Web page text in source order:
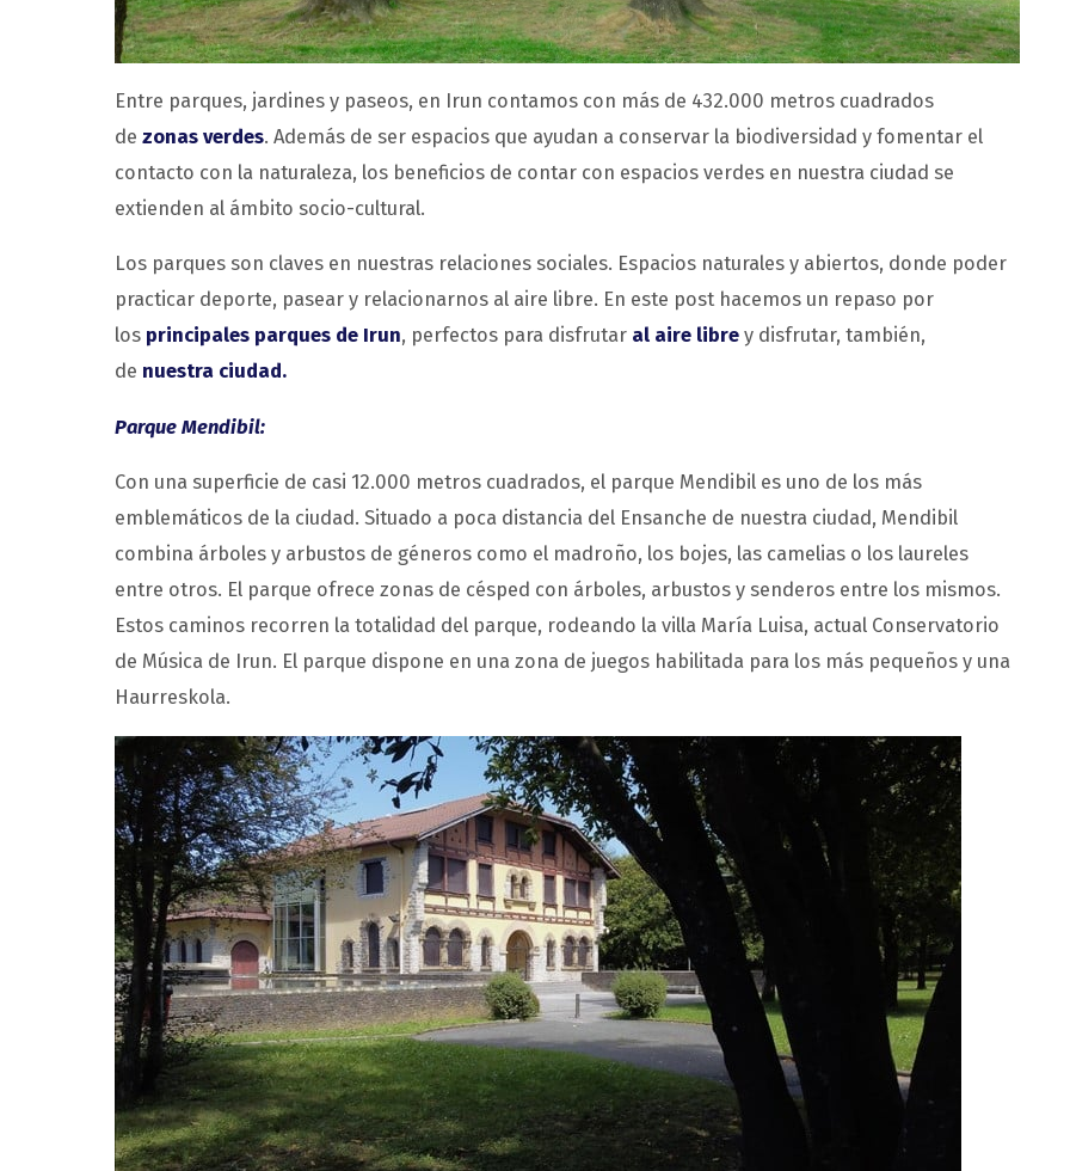
Entre parques, jardines y paseos, en Irun contamos con más de 432.000 metros cuadrados
de zonas verdes. Además de ser espacios que ayudan a conservar la biodiversidad y fomentar el
contacto con la naturaleza, los beneficios de contar con espacios verdes en nuestra ciudad se
extienden al ámbito socio-cultural.
Los parques son claves en nuestras relaciones sociales. Espacios naturales y abiertos, donde poder
practicar deporte, pasear y relacionarnos al aire libre. En este post hacemos un repaso por
los principales parques de Irun, perfectos para disfrutar al aire libre y disfrutar, también,
de nuestra ciudad.
Parque Mendibil:
Con una superficie de casi 12.000 metros cuadrados, el parque Mendibil es uno de los más
emblemáticos de la ciudad. Situado a poca distancia del Ensanche de nuestra ciudad, Mendibil
combina árboles y arbustos de géneros como el madroño, los bojes, las camelias o los laureles
entre otros. El parque ofrece zonas de césped con árboles, arbustos y senderos entre los mismos.
Estos caminos recorren la totalidad del parque, rodeando la villa María Luisa, actual Conservatorio
de Música de Irun. El parque dispone en una zona de juegos habilitada para los más pequeños y una
Haurreskola.